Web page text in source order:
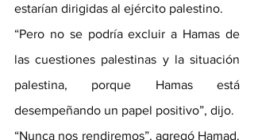
estarían dirigidas al ejército palestino.
“Pero no se podría excluir a Hamas de
las cuestiones palestinas y la situación
palestina, porque Hamas está
desempeñando un papel positivo”, dijo.
“Nunca nos rendiremos”, agregó Hamad.